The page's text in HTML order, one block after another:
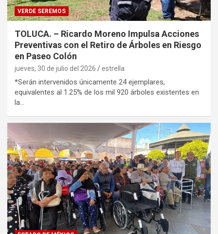
VERDE SEREMOS
TOLUCA. – Ricardo Moreno Impulsa Acciones
Preventivas con el Retiro de Árboles en Riesgo
en Paseo Colón
jueves, 30 de julio del 2026 estrella
*Serán intervenidos únicamente 24 ejemplares,
equivalentes al 1.25% de los mil 920 árboles existentes en
la…